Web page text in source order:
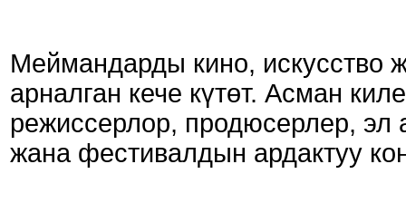
Меймандарды кино, искусство
арналган кече күтөт. Асман
режиссерлор, продюсерлер, эл
жана фестивалдын ардактуу